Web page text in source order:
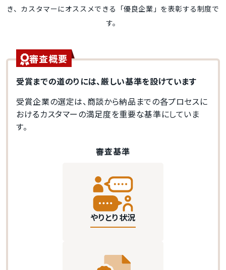
き、カスタマーにオススメできる「優良企業」を表彰する制度で
す。
審査概要
受賞までの道のりには、厳しい基準を設けています
受賞企業の選定は、商談から納品までの各プロセスに
おけるカスタマーの満足度を重要な基準にしていま
す。
審査基準
やりとり状況